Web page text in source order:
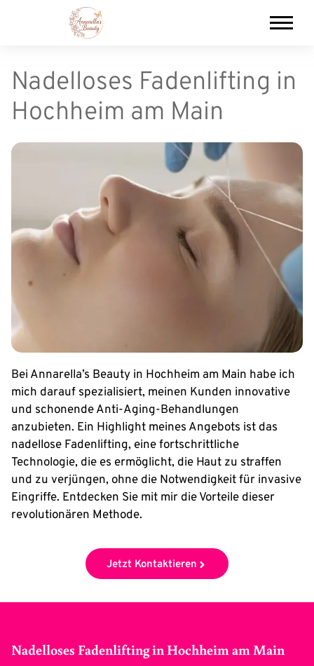
Nadelloses Fadenlifting in
Hochheim am Main
Bei Annarella’s Beauty in Hochheim am Main habe ich
mich darauf spezialisiert, meinen Kunden innovative
und schonende Anti-Aging-Behandlungen
anzubieten. Ein Highlight meines Angebots ist das
nadellose Fadenlifting, eine fortschrittliche
Technologie, die es ermöglicht, die Haut zu straffen
und zu verjüngen, ohne die Notwendigkeit für invasive
Eingriffe. Entdecken Sie mit mir die Vorteile dieser
revolutionären Methode.
Jetzt Kontaktieren
Nadelloses Fadenlifting in Hochheim am Main